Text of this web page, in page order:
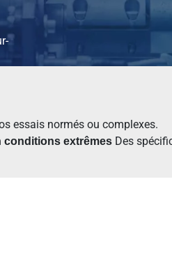
essais normés ou complexes.
conditions extrêmes Des